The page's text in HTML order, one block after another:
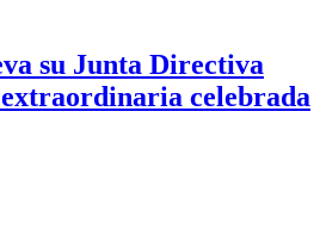
su Junta Directiva
celebrada